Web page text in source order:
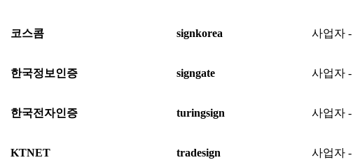
코스콤 signkorea 사업자 -
한국정보인증 signgate 사업자 -
한국전자인증 turingsign 사업자 -
KTNET tradesign 사업자 -